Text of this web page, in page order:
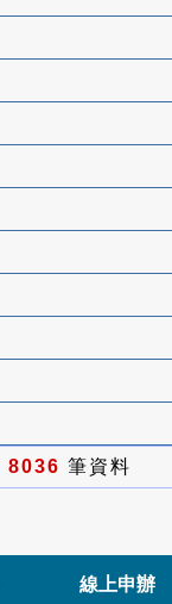
8036 筆資料
線上申辦